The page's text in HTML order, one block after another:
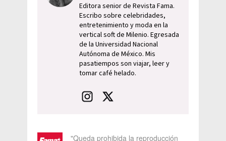
Editora senior de Revista Fama.
Escribo sobre celebridades,
entretenimiento y moda en la
vertical soft de Milenio. Egresada
de la Universidad Nacional
Autónoma de México. Mis
pasatiempos son viajar, leer y
tomar café helado.
"Queda prohibida la reproducción